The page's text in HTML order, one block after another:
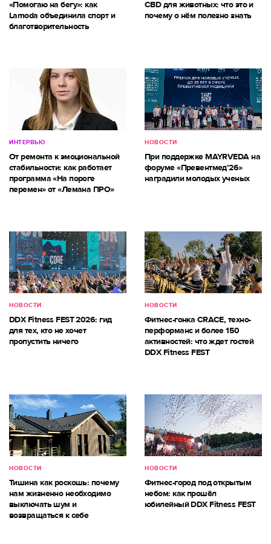
«Помогаю на бегу»: как
Lamoda объединила спорт и
благотворительность
CBD для животных: что это и
почему о нём полезно знать
ИНТЕРВЬЮ
От ремонта к эмоциональной
стабильности: как работает
программа «На пороге
перемен» от «Лемана ПРО»
НОВОСТИ
При поддержке MAYRVEDA на
форуме «Превентмед’26»
наградили молодых ученых
НОВОСТИ
DDX Fitness FEST 2026: гид
для тех, кто не хочет
пропустить ничего
НОВОСТИ
Фитнес-гонка CRACE, техно-
перформанс и более 150
активностей: что ждет гостей
DDX Fitness FEST
НОВОСТИ
Тишина как роскошь: почему
нам жизненно необходимо
выключать шум и
возвращаться к себе
НОВОСТИ
Фитнес-город под открытым
небом: как прошёл
юбилейный DDX Fitness FEST